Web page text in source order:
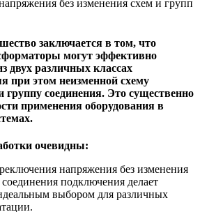
заключается в том, что
могут эффективно
двух различных классах
при этом неизменной схему
группу соединения. Это существенно
применения оборудования в
очевидны:
напряжения без изменения
подключения делает
выбором для различных